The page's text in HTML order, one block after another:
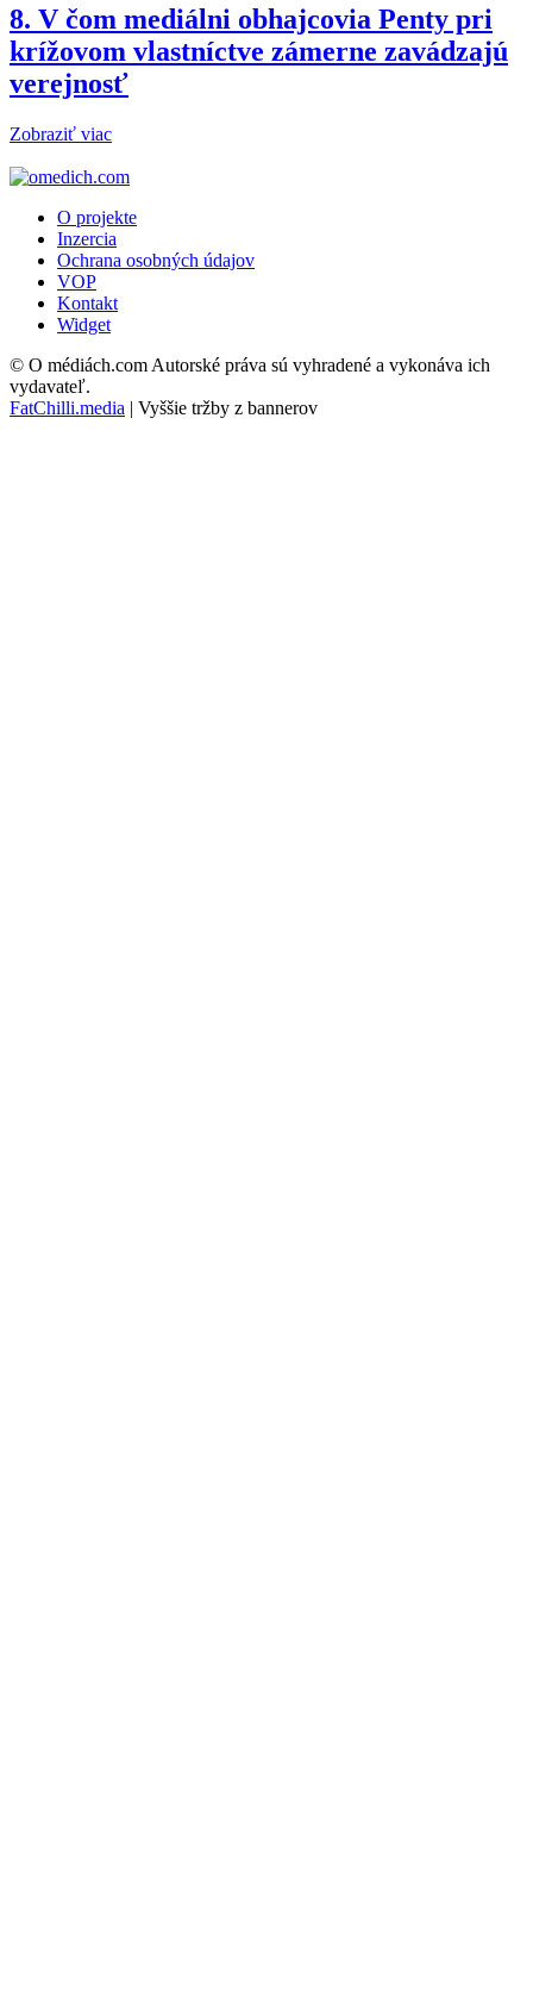
8. V čom mediálni obhajcovia Penty pri
krížovom vlastníctve zámerne zavádzajú
verejnosť
Zobraziť viac
O projekte
Inzercia
Ochrana osobných údajov
VOP
Kontakt
Widget
© O médiách.com Autorské práva sú vyhradené a vykonáva ich
vydavateľ.
FatChilli.media | Vyššie tržby z bannerov